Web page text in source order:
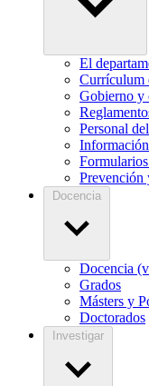
El
Currículum
Gobierno y
Personal
Prevención
Docencia
Docencia
Grados
Másters y
Doctorados
Investigar